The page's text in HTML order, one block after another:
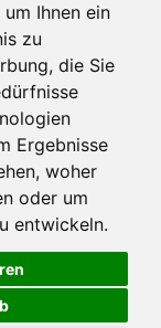
Ihnen ein
zu
die Sie
Ergebnisse
woher
oder um
entwickeln.
und
Co